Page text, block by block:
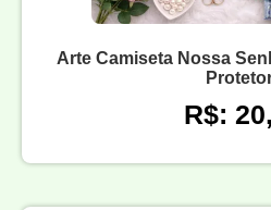
Arte Camiseta Nossa
R$: